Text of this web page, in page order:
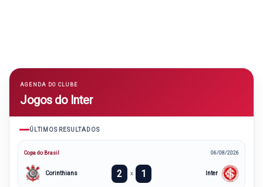
AGENDA DO CLUBE
Jogos do Inter
ÚLTIMOS RESULTADOS
Copa do Brasil 06/08/2026
Corinthians 2 x 1 Inter